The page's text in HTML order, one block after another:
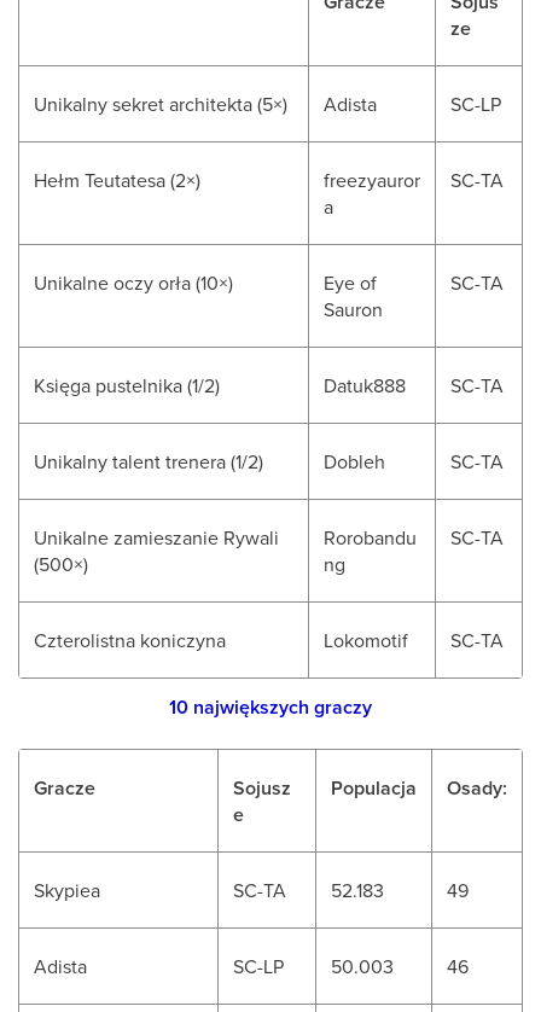
ze
Unikalny sekret architekta (5×) Adista SC-LP
Hełm Teutatesa (2×)
freezyauror
a
SC-TA
Unikalne oczy orła (10×)
Eye of
Sauron
SC-TA
Księga pustelnika (1/2) Datuk888 SC-TA
Unikalny talent trenera (1/2) Dobleh SC-TA
Unikalne zamieszanie Rywali
(500×)
Rorobandu
ng
SC-TA
Czterolistna koniczyna Lokomotif SC-TA
10 największych graczy
Gracze
Sojusz
e
Populacja Osady:
Skypiea SC-TA 52.183 49
Adista SC-LP 50.003 46